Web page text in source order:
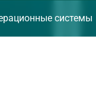
системы